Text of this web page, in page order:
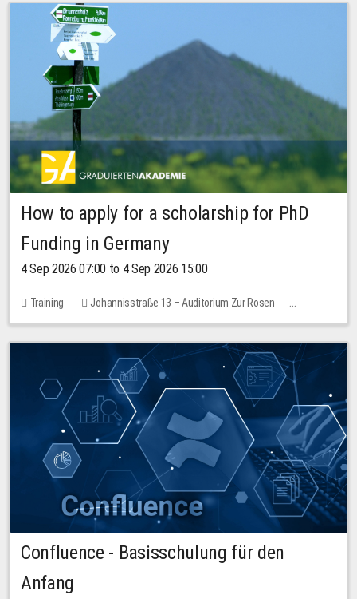
How to apply for a scholarship for PhD
Funding in Germany
4 Sep 2026 07:00 to 4 Sep 2026 15:00
Training
Johannisstraße 13 – Auditorium Zur Rosen
7 places
10.00 EUR
Confluence - Basisschulung für den
Anfang